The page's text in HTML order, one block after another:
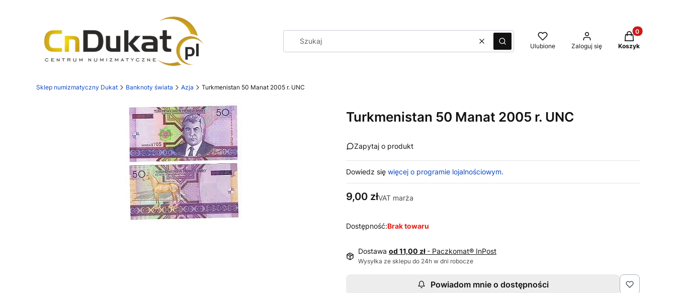
WyczyśćSzukaj Ulubione Zaloguj się
Produkty w
Koszyk
Sklep numizmatyczny Dukat Banknoty świata Azja Turkmenistan 50 Manat 2005 r. UNC
Turkmenistan 50 Manat 2005 r. UNC
Zapytaj o produkt
Dowiedz się więcej o programie lojalnościowym.
Cena
9,00 złVAT marża
Dostępność:Brak towaru
Dostawa od 11,00 zł - Paczkomat® InPost
Wysyłka ze sklepu do 24h w dni robocze
Powiadom mnie o dostępności